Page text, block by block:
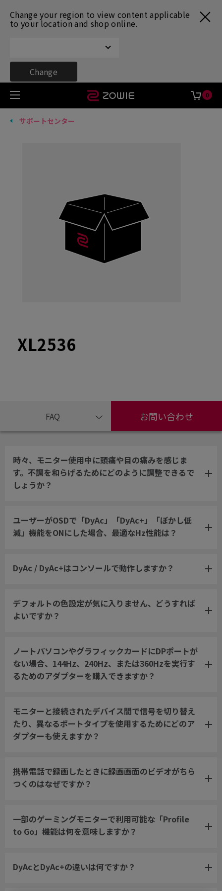
Change your region to view content applicable
to your location and shop online.
Change
0
サポートセンター
XL2536
FAQ お問い合わせ
時々、モニター使用中に頭痛や目の痛みを感じま
す。不調を和らげるためにどのように調整できるで
しょうか？
ユーザーがOSDで「DyAc」「DyAc+」「ぼかし低
減」機能をONにした場合、最適なHz性能は？
DyAc / DyAc+はコンソールで動作しますか？
デフォルトの色設定が気に入りません、どうすれば
よいですか？
ノートパソコンやグラフィックカードにDPポートが
ない場合、144Hz、240Hz、または360Hzを実行す
るためのアダプターを購入できますか？
モニターと接続されたデバイス間で信号を切り替え
たり、異なるポートタイプを使用するためにどのア
ダプターも使えますか？
携帯電話で録画したときに録画画面のビデオがちら
つくのはなぜですか？
一部のゲーミングモニターで利用可能な「Profile
to Go」機能は何を意味しますか？
DyAcとDyAc+の違いは何ですか？